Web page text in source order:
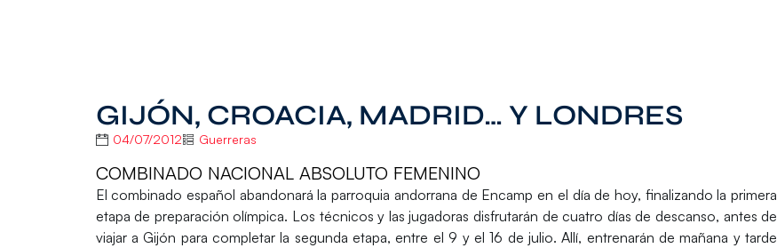
GIJÓN, CROACIA, MADRID… Y LONDRES
04/07/2012 Guerreras
COMBINADO NACIONAL ABSOLUTO FEMENINO
El combinado español abandonará la parroquia andorrana de Encamp en el día de hoy, finalizando la primera
etapa de preparación olímpica. Los técnicos y las jugadoras disfrutarán de cuatro días de descanso, antes de
viajar a Gijón para completar la segunda etapa, entre el 9 y el 16 de julio. Allí, entrenarán de mañana y tarde